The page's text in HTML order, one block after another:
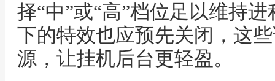
择“中”或“高”档位足以维持
下的特效也应预先关闭，这
源，让挂机后台更轻盈。